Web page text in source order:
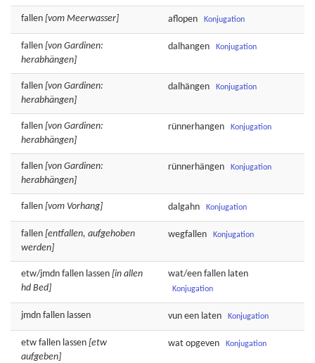
fallen [vom Meerwasser] aflopen Konjugation
fallen [von Gardinen:
herabhängen]
dalhangen Konjugation
fallen [von Gardinen:
herabhängen]
dalhängen Konjugation
fallen [von Gardinen:
herabhängen]
rünnerhangen Konjugation
fallen [von Gardinen:
herabhängen]
rünnerhängen Konjugation
fallen [vom Vorhang] dalgahn Konjugation
fallen [entfallen, aufgehoben
werden]
wegfallen Konjugation
etw/jmdn fallen lassen [in allen
hd Bed]
wat/een fallen laten
Konjugation
jmdn fallen lassen vun een laten Konjugation
etw fallen lassen [etw
aufgeben]
wat opgeven Konjugation